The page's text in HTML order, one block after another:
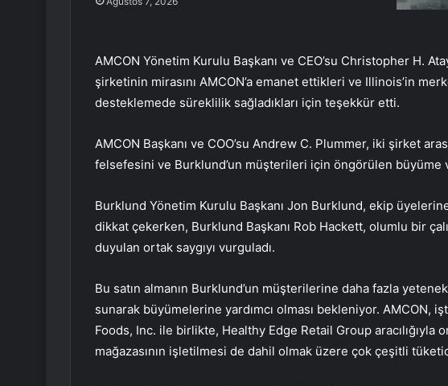
AMCON Yönetim Kurulu Başkanı ve CEO’su Christopher H.
şirketinin mirasını AMCON’a emanet ettikleri ve Illinois’in
desteklemede süreklilik sağladıkları için teşekkür etti.
AMCON Başkanı ve COO’su Andrew C. Plummer, iki şirket
felsefesini ve Burklund’un müşterileri için öngörülen
Burklund Yönetim Kurulu Başkanı Jon Burklund, ekip
dikkat çekerken, Burklund Başkanı Rob Hackett, olumlu bir
duyulan ortak saygıyı vurguladı.
Bu satın almanın Burklund’un müşterilerine daha fazla
sunarak büyümelerine yardımcı olması bekleniyor. AMCON,
Foods, Inc. ile birlikte, Healthy Edge Retail Group aracılığıyla
mağazasının işletilmesi de dahil olmak üzere çok çeşitli